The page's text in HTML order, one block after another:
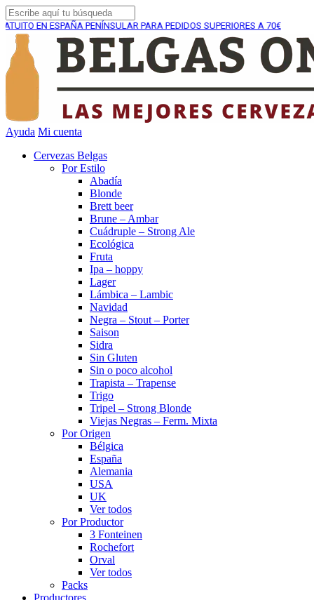
PENÍNSULAR PARA PEDIDOS SUPERIORES A 70€
Ayuda Mi cuenta
Cervezas Belgas
Por Estilo
Abadía
Blonde
Brett beer
Brune – Ambar
Cuádruple – Strong Ale
Ecológica
Fruta
Ipa – hoppy
Lager
Lámbica – Lambic
Navidad
Negra – Stout – Porter
Saison
Sidra
Sin Gluten
Sin o poco alcohol
Trapista – Trapense
Trigo
Tripel – Strong Blonde
Viejas Negras – Ferm. Mixta
Por Origen
Bélgica
España
Alemania
USA
UK
Ver todos
Por Productor
3 Fonteinen
Rochefort
Orval
Ver todos
Packs
Productores